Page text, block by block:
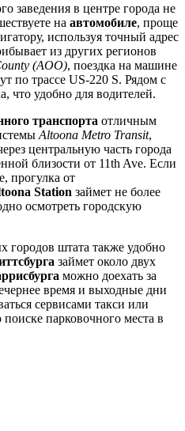
заведения в центре города не
на автомобиле, проще
используя точный адрес
из других регионов
(AOO), поездка на машине
по трассе US-220 S. Рядом с
что удобно для водителей.
транспорта отличным
Altoona Metro Transit,
центральную часть города
близости от 11th Ave. Если
прогулка от
Station займет не более
осмотреть городскую
городов штата также удобно
займет около двух
можно доехать за
время и выходные дни
сервисами такси или
парковочного места в